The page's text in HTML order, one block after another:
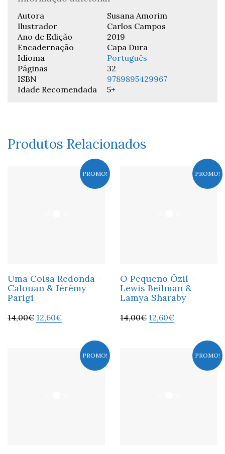
Autora
Susana Amorim
Ilustrador
Carlos Campos
Ano de Edição
2019
Encadernação
Capa Dura
Idioma
Português
Páginas
32
ISBN
9789895429967
Idade Recomendada
5+
Produtos Relacionados
PROMO!
Uma Coisa Redonda –
Calouan & Jérémy
Parigi
14,00€ 12,60€
PROMO!
O Pequeno Özil –
Lewis Beilman &
Lamya Sharaby
14,00€ 12,60€
PROMO! PROMO!